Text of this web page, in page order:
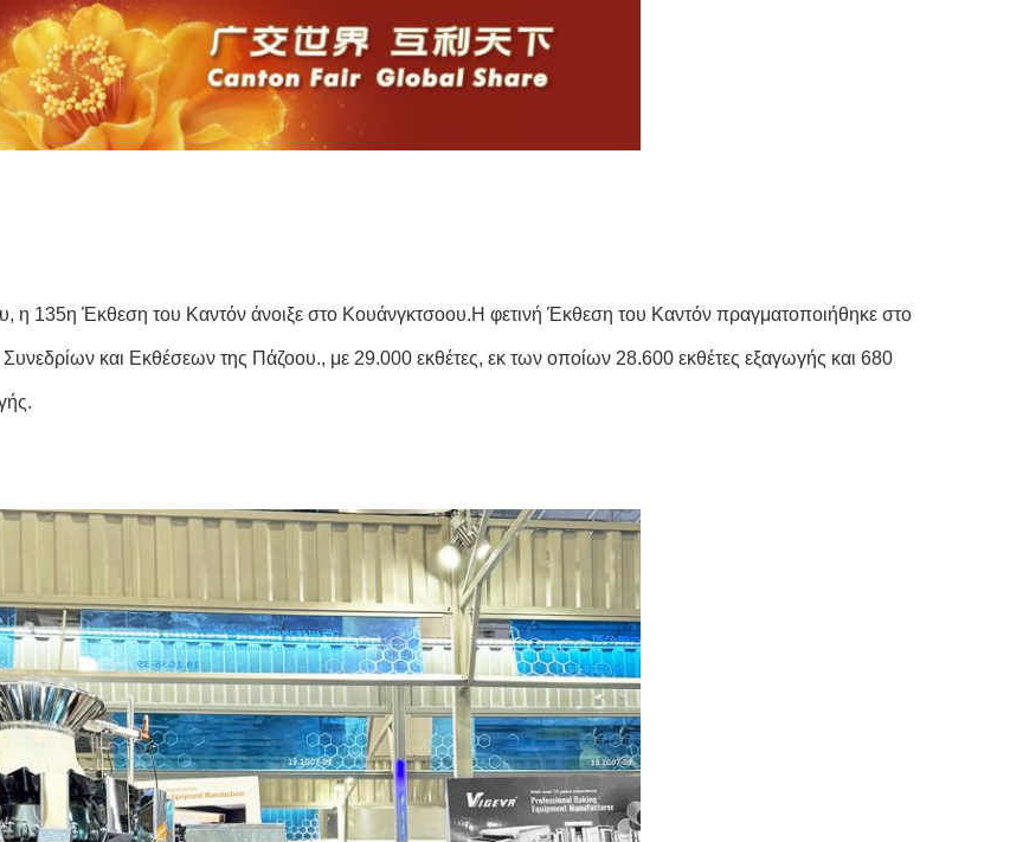
η 135η Έκθεση του Καντόν άνοιξε στο Κουάνγκτσοου.Η φετινή Έκθεση του Καντόν πραγματοποιήθηκε στο
Συνεδρίων και Εκθέσεων της Πάζοου., με 29.000 εκθέτες, εκ των οποίων 28.600 εκθέτες εξαγωγής και 680